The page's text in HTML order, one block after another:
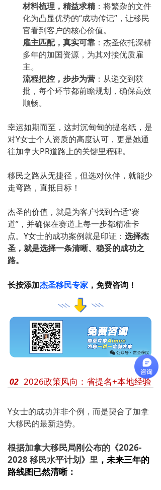
材料梳理，精益求精： 将繁杂的文件
化为凸显优势的“成功传记”，让移民
官看到客户的核心价值。
雇主匹配，真实可靠 ：杰圣依托深耕
多年的加国资源，为其对接优质雇
主。
流程把控，步步为营 ： 从递交到获
批，每个环节都前瞻规划，确保高效
顺畅。
幸运如期而至，这封沉甸甸的提名纸，是
对Y女士个人资质的高度认可，更是她通
往加拿大PR道路上的关键里程碑。
移民之路从无捷径，但选对伙伴，就能少
走弯路，直抵目标！
杰圣的价值，就是为客户找到合适“赛
道”，并确保在赛道上每一步都精准卡
点。Y女士的成功案例就是印证： 选择杰
圣，就是选择一条清晰、稳妥的成功之
路。
长按添加杰圣移民专家 ，免费咨询！
02 2026政策风向：省提名+本地经验
Y女士的成功并非个例，而是契合了加拿
大移民的最新趋势。
根据加拿大移民局刚公布的《2026-
2028 移民水平计划》里 ，未来三年的
路线图已然清晰：